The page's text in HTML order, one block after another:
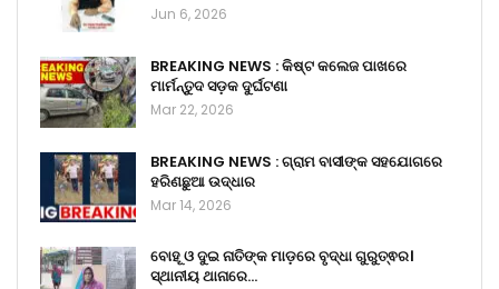
Jun 6, 2026
BREAKING NEWS : କିଷ୍ଟ କଲେଜ ପାଖରେ
ମାର୍ମନ୍ତୁଦ ସଡ଼କ ଦୁର୍ଘଟଣା
Mar 22, 2026
BREAKING NEWS : ଗ୍ରାମ ବାସୀଙ୍କ ସହଯୋଗରେ
ହରିଣଛୁଆ ଉଦ୍ଧାର
Mar 14, 2026
ବୋହୂ ଓ ଦୁଇ ନାତିଙ୍କ ମାଡ଼ରେ ବୃଦ୍ଧା ଗୁରୁତ୍ଵର।
ସ୍ଥାନୀୟ ଥାନାରେ…